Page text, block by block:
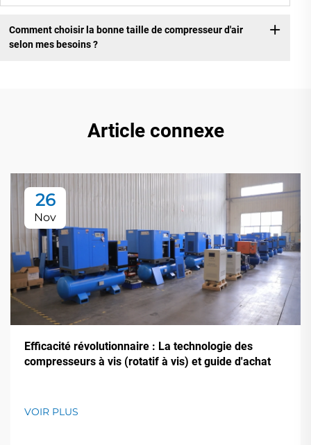
Comment choisir la bonne taille de compresseur d'air
selon mes besoins ?
Article connexe
26
Nov
Efficacité révolutionnaire : La technologie des
compresseurs à vis (rotatif à vis) et guide d'achat
VOIR PLUS